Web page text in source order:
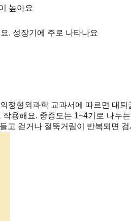
높아요
. 성장기에 주로 나타나요
정형외과학 교과서에 따르면 대
용해요. 중증도는 1~4기로 나누
고 걷거나 절뚝거림이 반복되면